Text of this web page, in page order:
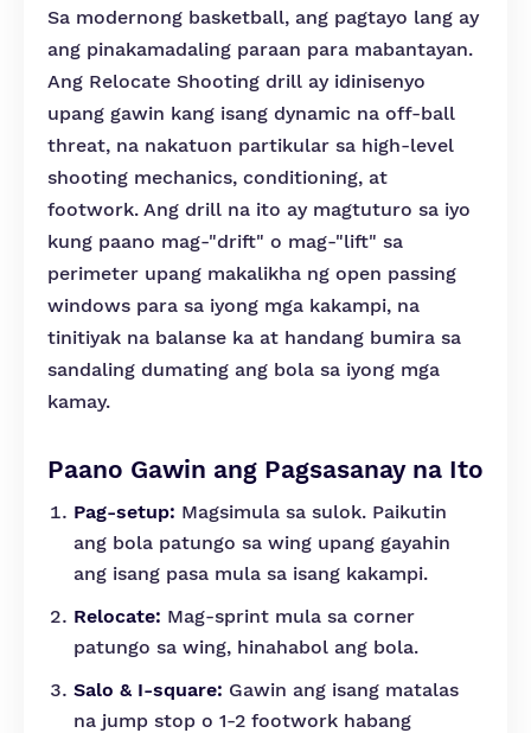
Sa modernong basketball, ang pagtayo lang ay
ang pinakamadaling paraan para mabantayan.
Ang Relocate Shooting drill ay idinisenyo
upang gawin kang isang dynamic na off-ball
threat, na nakatuon partikular sa high-level
shooting mechanics, conditioning, at
footwork. Ang drill na ito ay magtuturo sa iyo
kung paano mag-"drift" o mag-"lift" sa
perimeter upang makalikha ng open passing
windows para sa iyong mga kakampi, na
tinitiyak na balanse ka at handang bumira sa
sandaling dumating ang bola sa iyong mga
kamay.
Paano Gawin ang Pagsasanay na Ito
Pag-setup: Magsimula sa sulok. Paikutin
ang bola patungo sa wing upang gayahin
ang isang pasa mula sa isang kakampi.
Relocate: Mag-sprint mula sa corner
patungo sa wing, hinahabol ang bola.
Salo & I-square: Gawin ang isang matalas
na jump stop o 1-2 footwork habang